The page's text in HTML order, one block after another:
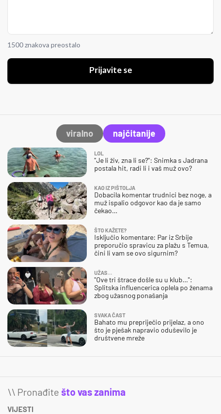
1500 znakova preostalo
Prijavite se
viralno najčitanije
LOL
"Je li živ, zna li se?": Snimka s Jadrana
postala hit, radi li i vaš muž ovo?
KAO IZ PIŠTOLJA
Dobacila komentar trudnici bez noge, a
muž ispalio odgovor kao da je samo
čekao…
ŠTO KAŽETE?
Isključio komentare: Par iz Srbije
preporučio spravicu za plažu s Temua,
čini li vam se ovo sigurnim?
UŽAS…
"Ove tri štrace došle su u klub…":
Splitska influencerica oplela po ženama
zbog užasnog ponašanja
SVAKA ČAST
Bahato mu prepriječio prijelaz, a ono
što je pješak napravio oduševilo je
društvene mreže
\\ Pronađite što vas zanima
VIJESTI